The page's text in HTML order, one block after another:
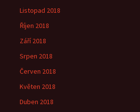
Listopad 2018
Říjen 2018
Září 2018
Srpen 2018
Červen 2018
Květen 2018
Duben 2018